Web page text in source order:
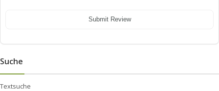
Submit Review
Suche
Textsuche